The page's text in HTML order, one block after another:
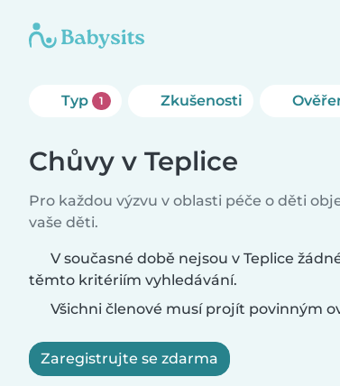
Typ 1 Zkušenosti
Chůvy v Teplice
Pro každou výzvu v oblasti péče o děti
vaše děti.
V současné době nejsou v Teplice
těmto kritériím vyhledávání.
Všichni členové musí projít povinným
Zaregistrujte se zdarma